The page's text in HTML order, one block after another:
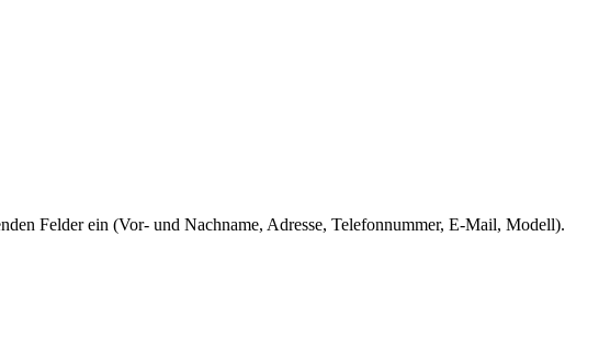
Felder ein (Vor- und Nachname, Adresse, Telefonnummer, E-Mail, Modell).